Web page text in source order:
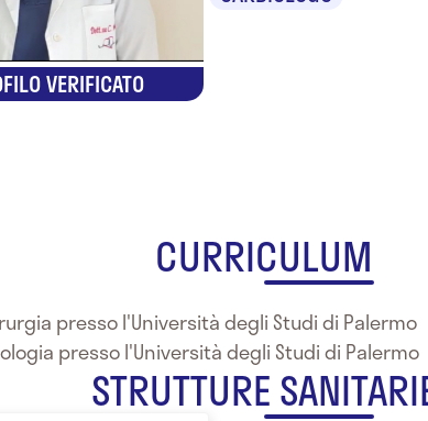
VERIFICATO
CURRICULUM
presso l'Università degli Studi di Palermo
presso l'Università degli Studi di Palermo
STRUTTURE